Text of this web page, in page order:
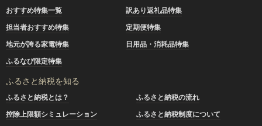
おすすめ特集一覧
訳あり返礼品特集
担当者おすすめ特集
定期便特集
地元が誇る家電特集
日用品・消耗品特集
ふるなび限定特集
ふるさと納税を知る
ふるさと納税とは？
ふるさと納税の流れ
控除上限額シミュレーション
ふるさと納税制度について